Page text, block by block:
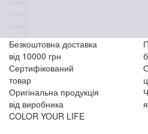
Безкоштовна доставка
від 10000 грн
Сертифікований
товар
Оригінальна продукція
від виробника
COLOR YOUR LIFE